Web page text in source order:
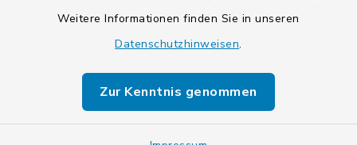
Weitere Informationen finden Sie in unseren
Datenschutzhinweisen.
Zur Kenntnis genommen
Sitemap
Cookie-Einstellungen